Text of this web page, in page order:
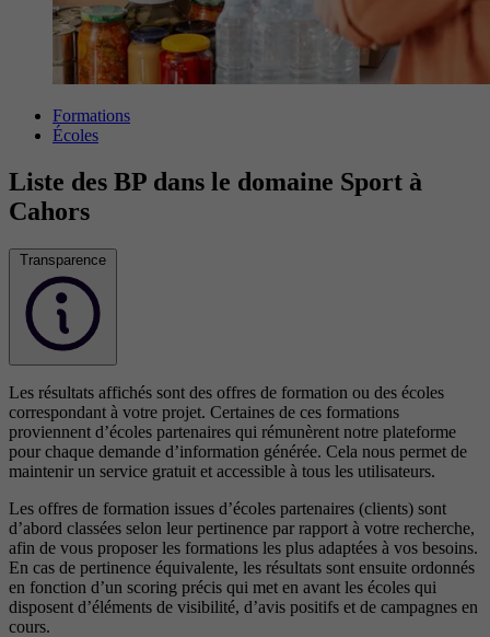
Formations
Écoles
Liste des BP dans le domaine Sport à
Cahors
Transparence
Les résultats affichés sont des offres de formation ou des écoles
correspondant à votre projet. Certaines de ces formations
proviennent d’écoles partenaires qui rémunèrent notre plateforme
pour chaque demande d’information générée. Cela nous permet de
maintenir un service gratuit et accessible à tous les utilisateurs.
Les offres de formation issues d’écoles partenaires (clients) sont
d’abord classées selon leur pertinence par rapport à votre recherche,
afin de vous proposer les formations les plus adaptées à vos besoins.
En cas de pertinence équivalente, les résultats sont ensuite ordonnés
en fonction d’un scoring précis qui met en avant les écoles qui
disposent d’éléments de visibilité, d’avis positifs et de campagnes en
cours.